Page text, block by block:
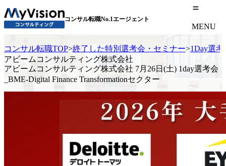
コンサル転職No.1エージェント
MENU
コンサル転職TOP>終了した特別選考会・セミナー>1Day選考
アビームコンサルティング株式会社
アビームコンサルティング株式会社 7月26日(土) 1day選考会
_BME-Digital Finance Transformationセクター